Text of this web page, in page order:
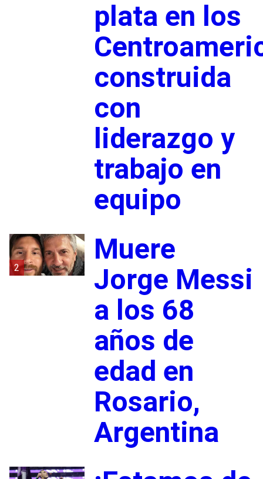
plata en los
construida
con
liderazgo y
trabajo en
equipo
2
Muere
Jorge Messi
a los 68
años de
edad en
Rosario,
Argentina